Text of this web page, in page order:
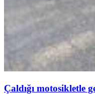
Çaldığı motosikletle